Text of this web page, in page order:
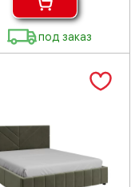
под заказ